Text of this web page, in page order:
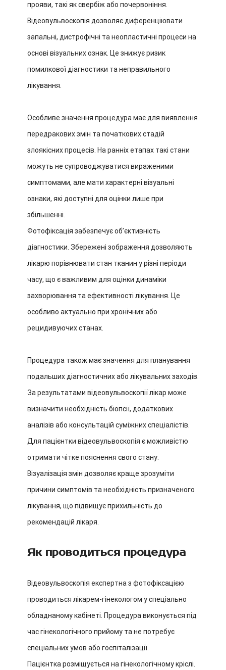
прояви, такі як свербіж або почервоніння.
Відеовульвоскопія дозволяє диференціювати
запальні, дистрофічні та неопластичні процеси на
основі візуальних ознак. Це знижує ризик
помилкової діагностики та неправильного
лікування.
Особливе значення процедура має для виявлення
передракових змін та початкових стадій
злоякісних процесів. На ранніх етапах такі стани
можуть не супроводжуватися вираженими
симптомами, але мати характерні візуальні
ознаки, які доступні для оцінки лише при
збільшенні.
Фотофіксація забезпечує обʼєктивність
діагностики. Збережені зображення дозволяють
лікарю порівнювати стан тканин у різні періоди
часу, що є важливим для оцінки динаміки
захворювання та ефективності лікування. Це
особливо актуально при хронічних або
рецидивуючих станах.
Процедура також має значення для планування
подальших діагностичних або лікувальних заходів.
За результатами відеовульвоскопії лікар може
визначити необхідність біопсії, додаткових
аналізів або консультацій суміжних спеціалістів.
Для пацієнтки відеовульвоскопія є можливістю
отримати чітке пояснення свого стану.
Візуалізація змін дозволяє краще зрозуміти
причини симптомів та необхідність призначеного
лікування, що підвищує прихильність до
рекомендацій лікаря.
Як проводиться процедура
Відеовульвоскопія експертна з фотофіксацією
проводиться лікарем-гінекологом у спеціально
обладнаному кабінеті. Процедура виконується під
час гінекологічного прийому та не потребує
спеціальних умов або госпіталізації.
Пацієнтка розміщується на гінекологічному кріслі.